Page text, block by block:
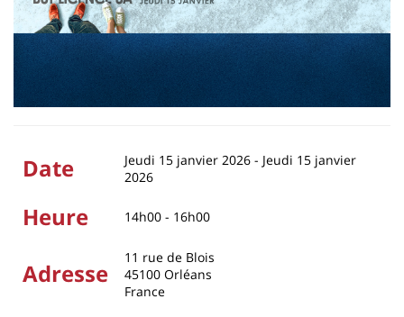
Date Jeudi 15 janvier 2026 - Jeudi 15 janvier
2026
Heure 14h00 - 16h00
Adresse
11 rue de Blois
45100 Orléans
France